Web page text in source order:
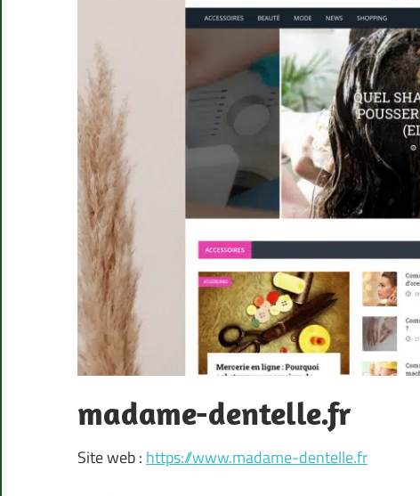
madame-dentelle.fr
Site web : https://www.madame-dentelle.fr